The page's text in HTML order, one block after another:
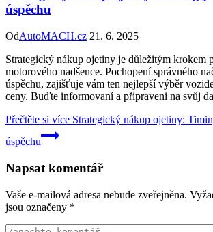
úspěchu
OdAutoMACH.cz 21. 6. 2025
Strategický nákup ojetiny je důležitým krokem
motorového nadšence. Pochopení správného
úspěchu, zajišťuje vám ten nejlepší výběr
ceny. Buďte informovaní a připraveni na svůj
Přečtěte si více Strategický nákup ojetiny:
úspěchu
Napsat komentář
Vaše e-mailová adresa nebude zveřejněna.
jsou označeny *